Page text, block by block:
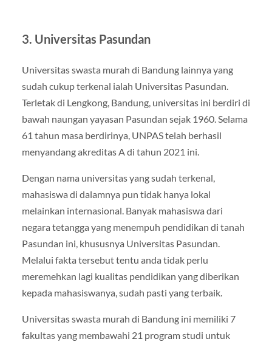
3. Universitas Pasundan
Universitas swasta murah di Bandung lainnya yang
sudah cukup terkenal ialah Universitas Pasundan.
Terletak di Lengkong, Bandung, universitas ini berdiri di
bawah naungan yayasan Pasundan sejak 1960. Selama
61 tahun masa berdirinya, UNPAS telah berhasil
menyandang akreditas A di tahun 2021 ini.
Dengan nama universitas yang sudah terkenal,
mahasiswa di dalamnya pun tidak hanya lokal
melainkan internasional. Banyak mahasiswa dari
negara tetangga yang menempuh pendidikan di tanah
Pasundan ini, khususnya Universitas Pasundan.
Melalui fakta tersebut tentu anda tidak perlu
meremehkan lagi kualitas pendidikan yang diberikan
kepada mahasiswanya, sudah pasti yang terbaik.
Universitas swasta murah di Bandung ini memiliki 7
fakultas yang membawahi 21 program studi untuk